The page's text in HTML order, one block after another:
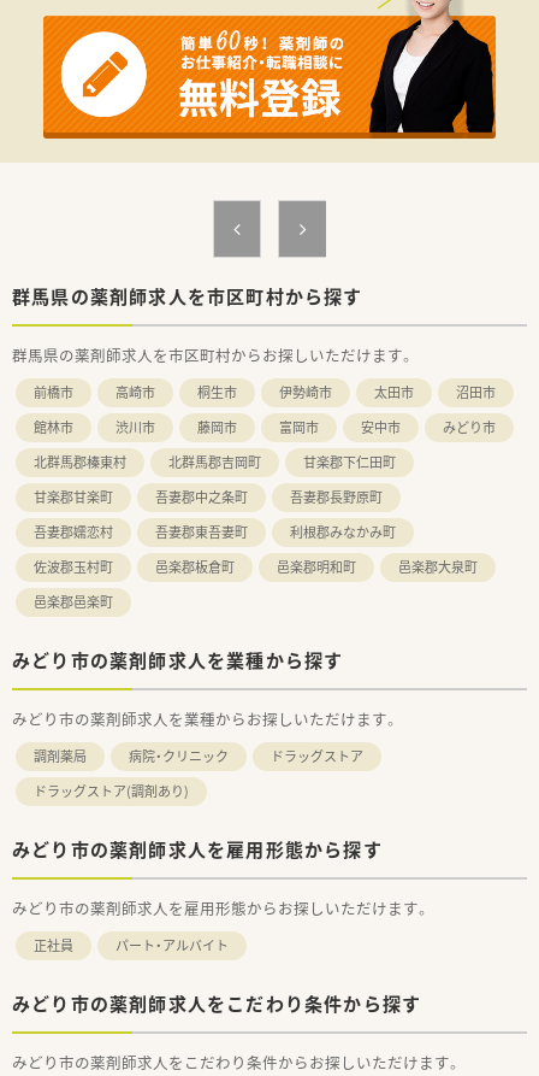
群馬県の薬剤師求人を市区町村から探す
群馬県の薬剤師求人を市区町村からお探しいただけます。
前橋市 高崎市 桐生市 伊勢崎市 太田市
沼田市
館林市
渋川市 藤岡市 富岡市 安中市
みどり市
北群馬郡榛東村
北群馬郡吉岡町
甘楽郡下仁田町
甘楽郡甘楽町
吾妻郡中之条町
吾妻郡長野原町
吾妻郡嬬恋村
吾妻郡東吾妻町
利根郡みなかみ町
佐波郡玉村町
邑楽郡板倉町 邑楽郡明和町
邑楽郡大泉町
邑楽郡邑楽町
みどり市の薬剤師求人を業種から探す
みどり市の薬剤師求人を業種からお探しいただけます。
調剤薬局 病院・クリニック
ドラッグストア
ドラッグストア(調剤あり)
みどり市の薬剤師求人を雇用形態から探す
みどり市の薬剤師求人を雇用形態からお探しいただけます。
正社員 パート・アルバイト
みどり市の薬剤師求人をこだわり条件から探す
みどり市の薬剤師求人をこだわり条件からお探しいただけます。